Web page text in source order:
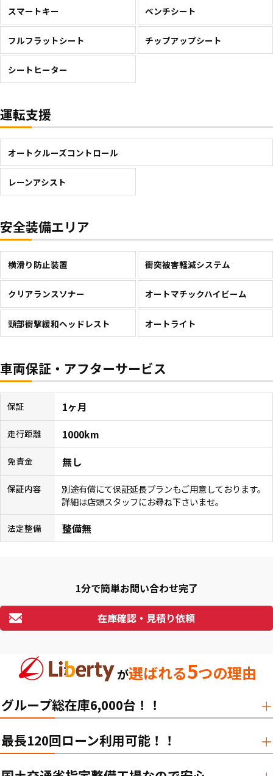
スマートキー ベンチシート
フルフラットシート チップアップシート
シートヒーター
運転支援
オートクルーズコントロール
レーンアシスト
安全装備エリア
横滑り防止装置 衝突被害軽減システム
クリアランスソナー オートマチックハイビーム
頸部衝撃緩和ヘッドレスト オートライト
車両保証・アフターサービス
保証 1ヶ月
走行距離 1000km
免責金 無し
保証内容
別途有償にて保証延長プランもご用意しております。
詳細は店頭スタッフにお尋ね下さいませ。
法定整備 整備無
1分で簡単お問い合わせ完了
在庫確認・見積り依頼
が選ばれる5つの理由
グループ総在庫6,000台！！
最長120回ローン利用可能！！